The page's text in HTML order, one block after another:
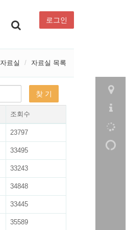
로그인
자료실 자료실 목록
조회수
23797
33495
33243
34848
33445
35589